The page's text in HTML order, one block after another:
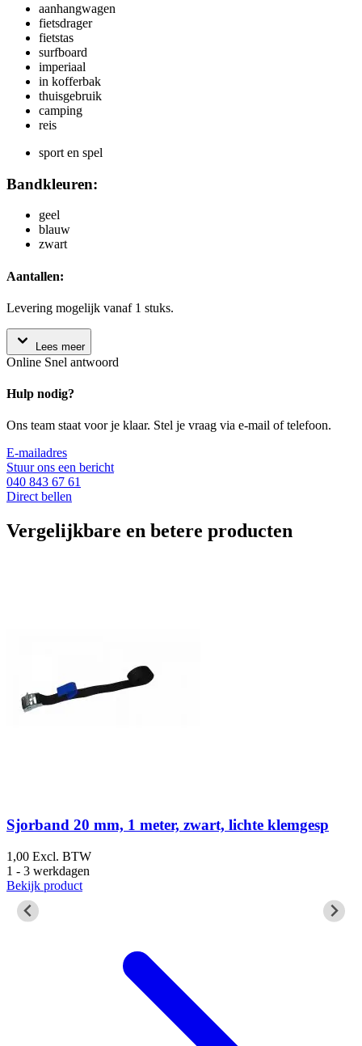
aanhangwagen
fietsdrager
fietstas
surfboard
imperiaal
in kofferbak
thuisgebruik
camping
reis
sport en spel
Bandkleuren:
geel
blauw
zwart
Aantallen:
Levering mogelijk vanaf 1 stuks.
Lees meer
Online Snel antwoord
Hulp nodig?
Ons team staat voor je klaar. Stel je vraag via e-mail of telefoon.
E-mailadres
Stuur ons een bericht
040 843 67 61
Direct bellen
Vergelijkbare en betere producten
Sjorband 20 mm, 1 meter, zwart, lichte klemgesp
1,00 Excl. BTW
1 - 3 werkdagen
Bekijk product